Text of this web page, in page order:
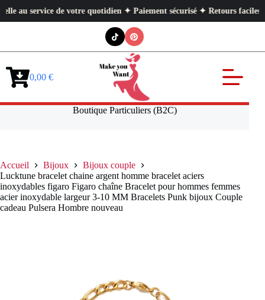
service de votre quotidien ✦ Paiement sécurisé ✦ Retours faciles
Panier0,00 €
Boutique Particuliers (B2C)
Accueil Bijoux
Bijoux couple
Lucktune bracelet chaine argent homme bracelet aciers
inoxydables figaro Figaro chaîne Bracelet pour hommes femmes
acier inoxydable largeur 3-10 MM Bracelets Punk bijoux Couple
cadeau Pulsera Hombre nouveau